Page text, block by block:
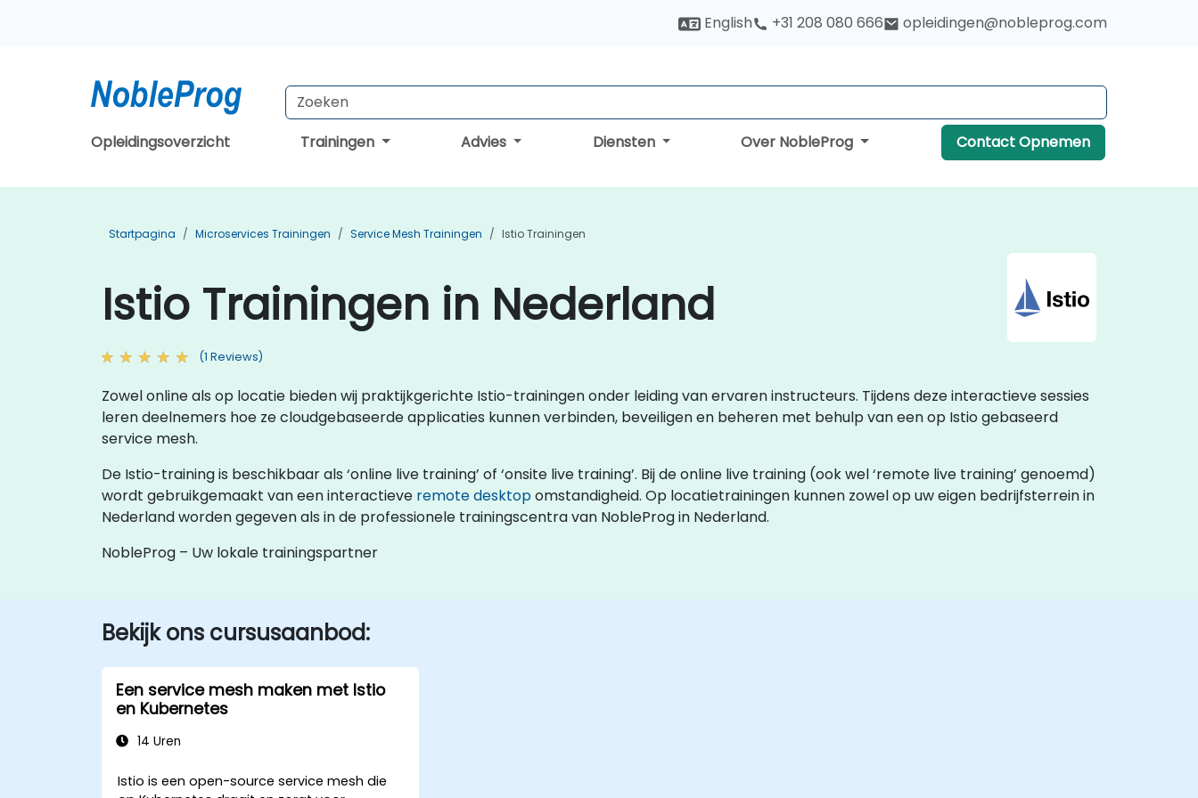
English +31 208 080 666 opleidingen@nobleprog.com
Opleidingsoverzicht Trainingen Advies Diensten Over NobleProg Contact Opnemen
Startpagina Microservices Trainingen Service Mesh Trainingen Istio Trainingen
Istio Trainingen in Nederland
(1 Reviews)
Zowel online als op locatie bieden wij praktijkgerichte Istio-trainingen onder leiding van ervaren instructeurs. Tijdens deze interactieve sessies
leren deelnemers hoe ze cloudgebaseerde applicaties kunnen verbinden, beveiligen en beheren met behulp van een op Istio gebaseerd
service mesh.
De Istio-training is beschikbaar als ‘online live training’ of ‘onsite live training’. Bij de online live training (ook wel ‘remote live training’ genoemd)
wordt gebruikgemaakt van een interactieve remote desktopomstandigheid. Op locatietrainingen kunnen zowel op uw eigen bedrijfsterrein in
Nederland worden gegeven als in de professionele trainingscentra van NobleProg in Nederland.
NobleProg – Uw lokale trainingspartner
Bekijk ons cursusaanbod:
Een service mesh maken met Istio
en Kubernetes
14 Uren
Istio is een open-source service mesh die